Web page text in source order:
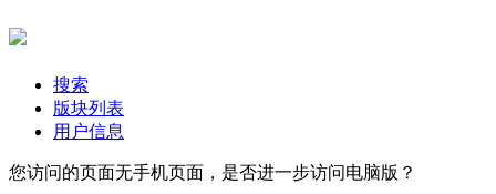
搜索
版块列表
用户信息
您访问的页面无手机页面，是否进一步访问电脑版？